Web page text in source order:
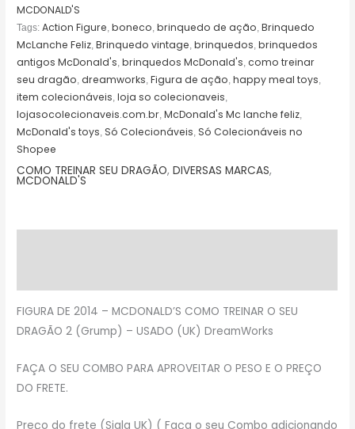
MCDONALD'S
Tags: Action Figure ,boneco ,brinquedo de ação ,Brinquedo
McLanche Feliz ,Brinquedo vintage ,brinquedos ,brinquedos
antigos McDonald's ,brinquedos McDonald's ,como treinar
seu dragão ,dreamworks ,Figura de ação ,happy meal toys
item colecionáveis ,loja so colecionaveis
lojasocolecionaveis.com.br ,McDonald's Mc lanche feliz
McDonald's toys ,Só Colecionáveis ,Só Colecionáveis no
Shopee
COMO TREINAR SEU DRAGÃO,DIVERSAS MARCAS,
MCDONALD'S
FIGURA DE 2014 – MCDONALD’S COMO TREINAR O SEU
DRAGÃO 2 (Grump) – USADO (UK) DreamWorks
FAÇA O SEU COMBO PARA APROVEITAR O PESO E O PREÇO
DO FRETE.
Preço do frete (Sigla UK) ( Faça o seu Combo adicionando